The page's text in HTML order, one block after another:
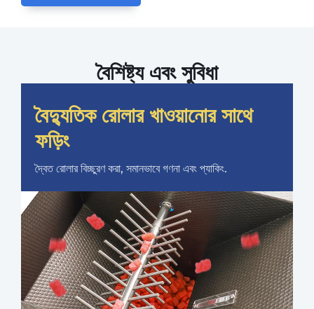
বৈশিষ্ট্য এবং সুবিধা
বৈদ্যুতিক রোলার খাওয়ানোর সাথে
ফড়িং
দ্বৈত রোলার বিচ্ছুরণ করা, সমানভাবে গণনা এবং প্যাকিং.